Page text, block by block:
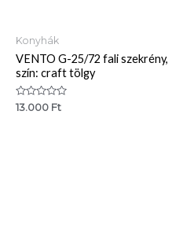
Konyhák
VENTO G-25/72 fali szekrény,
szín: craft tölgy
Értékelés:
0
13.000 Ft